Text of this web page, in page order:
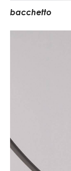
bacchetto